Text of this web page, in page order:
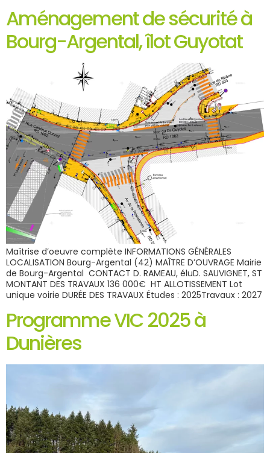
Aménagement de sécurité à
Bourg-Argental, îlot Guyotat
Maîtrise d’oeuvre complète INFORMATIONS GÉNÉRALES
LOCALISATION Bourg-Argental (42) MAÎTRE D’OUVRAGE Mairie
de Bourg-Argental CONTACT D. RAMEAU, éluD. SAUVIGNET, ST
MONTANT DES TRAVAUX 136 000€ HT ALLOTISSEMENT Lot
unique voirie DURÉE DES TRAVAUX Études : 2025Travaux : 2027
Programme VIC 2025 à
Dunières